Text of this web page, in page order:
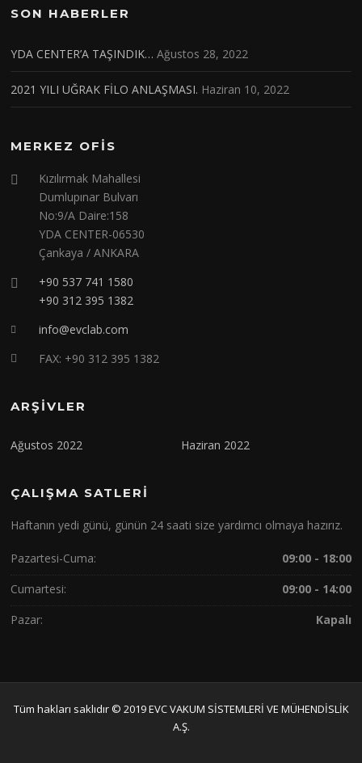
SON HABERLER
YDA CENTER’A TAŞINDIK… Ağustos 28, 2022
2021 YILI UĞRAK FİLO ANLAŞMASI. Haziran 10, 2022
MERKEZ OFİS
Kızılırmak Mahallesi
Dumlupınar Bulvarı
No:9/A Daire:158
YDA CENTER-06530
Çankaya / ANKARA
+90 537 741 1580
+90 312 395 1382
info@evclab.com
FAX: +90 312 395 1382
ARŞIVLER
Ağustos 2022 Haziran 2022
ÇALIŞMA SATLERI
Haftanın yedi günü, günün 24 saati size yardımcı olmaya hazırız.
Pazartesi-Cuma:
09:00 - 18:00
Cumartesi:
09:00 - 14:00
Pazar:
Kapalı
Tüm hakları saklıdır © 2019 EVC VAKUM SİSTEMLERİ VE MÜHENDİSLİK
A.Ş.